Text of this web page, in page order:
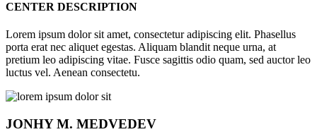
CENTER DESCRIPTION
Lorem ipsum dolor sit amet, consectetur adipiscing elit. Phasellus
porta erat nec aliquet egestas. Aliquam blandit neque urna, at
pretium leo adipiscing vitae. Fusce sagittis odio quam, sed auctor leo
luctus vel. Aenean consectetu.
JONHYM. MEDVEDEV